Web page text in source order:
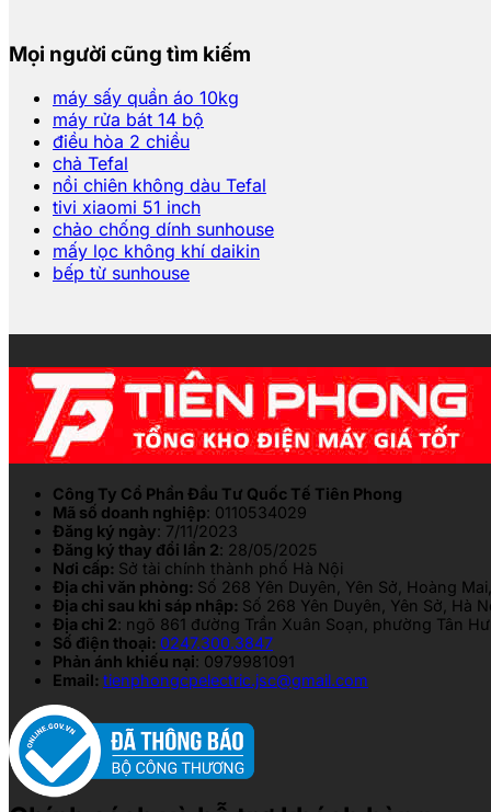
Mọi người cũng tìm kiếm
máy sấy quần áo 10kg
máy rửa bát 14 bộ
điều hòa 2 chiều
chả Tefal
nồi chiên không dàu Tefal
tivi xiaomi 51 inch
chảo chống dính sunhouse
mấy lọc không khí daikin
bếp từ sunhouse
Công Ty Cổ Phần Đầu Tư Quốc Tế Tiên Phong
Mã số doanh nghiệp: 0110534029
Đăng ký ngày: 7/11/2023
Đăng ký thay đổi lần 2: 28/05/2025
Nơi cấp: Sở tài chính thành phố Hà Nội
Địa chỉ văn phòng: Số 268 Yên Duyên, Yên Sở, Hoàng
Địa chỉ sau khi sáp nhập: Số 268 Yên Duyên, Yên Sở, Hà
Địa chỉ 2: ngõ 861 đường Trần Xuân Soạn, phường Tân
Số điện thoại: 0247.300.3847
Phản ánh khiếu nại: 0979981091
Email: tienphongcpelectric.jsc@gmail.com